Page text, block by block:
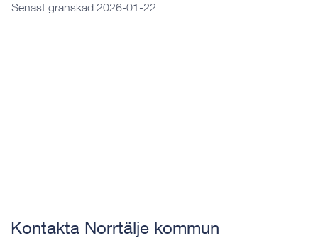
Senast granskad 2026-01-22
Kontakta Norrtälje kommun